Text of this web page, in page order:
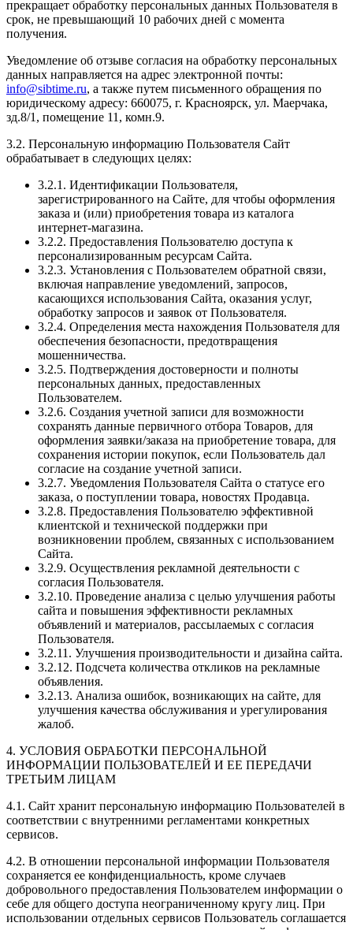
прекращает обработку персональных данных Пользователя в
срок, не превышающий 10 рабочих дней с момента
получения.
Уведомление об отзыве согласия на обработку персональных
данных направляется на адрес электронной почты:
info@sibtime.ru, а также путем письменного обращения по
юридическому адресу: 660075, г. Красноярск, ул. Маерчака,
зд.8/1, помещение 11, комн.9.
3.2. Персональную информацию Пользователя Сайт
обрабатывает в следующих целях:
3.2.1. Идентификации Пользователя,
зарегистрированного на Сайте, для чтобы оформления
заказа и (или) приобретения товара из каталога
интернет-магазина.
3.2.2. Предоставления Пользователю доступа к
персонализированным ресурсам Сайта.
3.2.3. Установления с Пользователем обратной связи,
включая направление уведомлений, запросов,
касающихся использования Сайта, оказания услуг,
обработку запросов и заявок от Пользователя.
3.2.4. Определения места нахождения Пользователя для
обеспечения безопасности, предотвращения
мошенничества.
3.2.5. Подтверждения достоверности и полноты
персональных данных, предоставленных
Пользователем.
3.2.6. Создания учетной записи для возможности
сохранять данные первичного отбора Товаров, для
оформления заявки/заказа на приобретение товара, для
сохранения истории покупок, если Пользователь дал
согласие на создание учетной записи.
3.2.7. Уведомления Пользователя Сайта о статусе его
заказа, о поступлении товара, новостях Продавца.
3.2.8. Предоставления Пользователю эффективной
клиентской и технической поддержки при
возникновении проблем, связанных с использованием
Сайта.
3.2.9. Осуществления рекламной деятельности с
согласия Пользователя.
3.2.10. Проведение анализа с целью улучшения работы
сайта и повышения эффективности рекламных
объявлений и материалов, рассылаемых с согласия
Пользователя.
3.2.11. Улучшения производительности и дизайна сайта.
3.2.12. Подсчета количества откликов на рекламные
объявления.
3.2.13. Анализа ошибок, возникающих на сайте, для
улучшения качества обслуживания и урегулирования
жалоб.
4. УСЛОВИЯ ОБРАБОТКИ ПЕРСОНАЛЬНОЙ
ИНФОРМАЦИИ ПОЛЬЗОВАТЕЛЕЙ И ЕЕ ПЕРЕДАЧИ
ТРЕТЬИМ ЛИЦАМ
4.1. Сайт хранит персональную информацию Пользователей в
соответствии с внутренними регламентами конкретных
сервисов.
4.2. В отношении персональной информации Пользователя
сохраняется ее конфиденциальность, кроме случаев
добровольного предоставления Пользователем информации о
себе для общего доступа неограниченному кругу лиц. При
использовании отдельных сервисов Пользователь соглашается